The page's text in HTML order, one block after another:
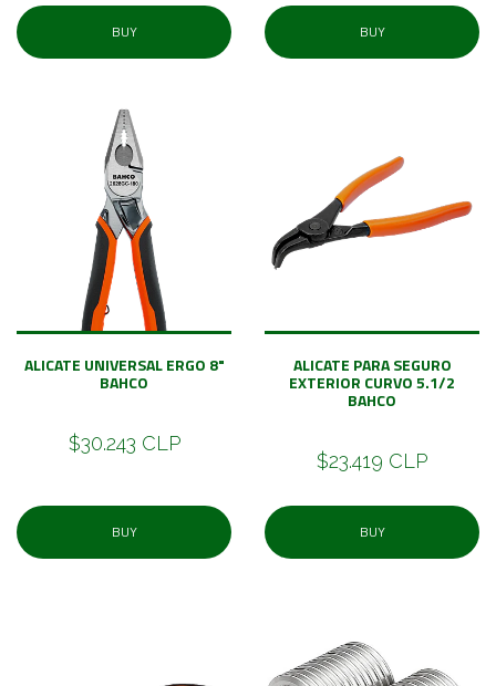
BUY BUY
ALICATE UNIVERSAL ERGO 8"
BAHCO
$30.243 CLP
BUY
ALICATE PARA SEGURO
EXTERIOR CURVO 5.1/2
BAHCO
$23.419 CLP
BUY